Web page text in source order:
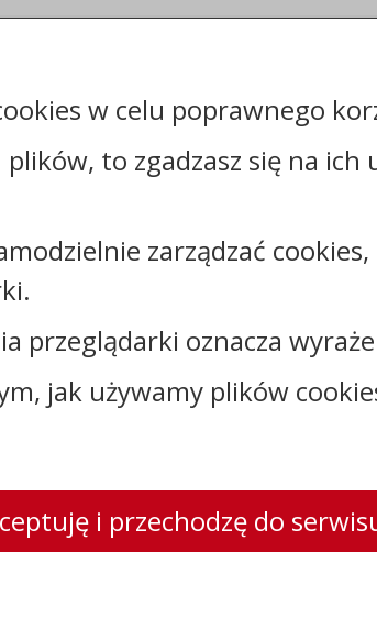
sekretariat@csw.pl
ePUAP: /CSW/SkrytkaESP
www:
w celu poprawnego
to zgadzasz się na ich
zarządzać
przeglądarki oznacza
jak używamy plików
i przechodzę do